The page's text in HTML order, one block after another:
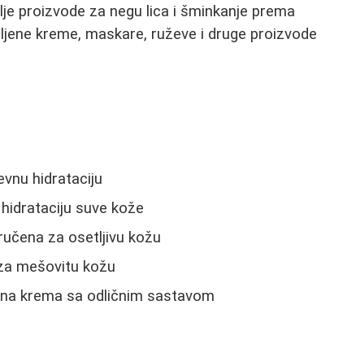
proizvode za negu lica i šminkanje prema
kreme, maskare, ruževe i druge proizvode
hidrataciju
suve kože
za osetljivu kožu
mešovitu kožu
krema sa odličnim sastavom